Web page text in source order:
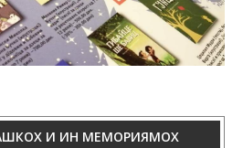
И ИН МЕМОРИЯМОХ